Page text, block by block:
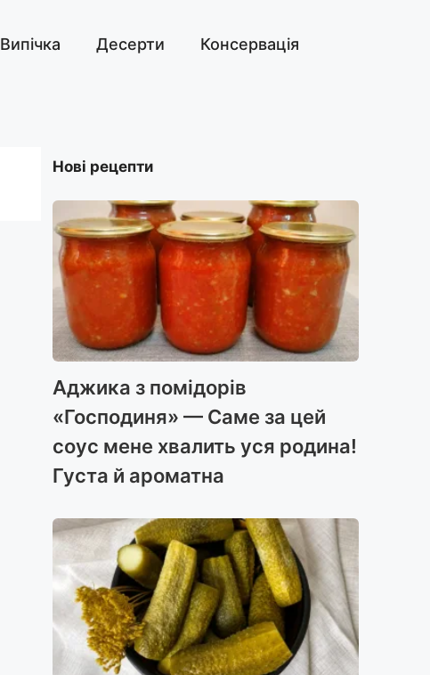
Випічка Десерти Консервація
Нові рецепти
Аджика з помідорів
«Господиня» — Саме за цей
соус мене хвалить уся родина!
Густа й ароматна